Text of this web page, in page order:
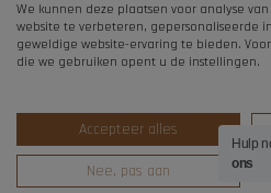
Hulp
ons
We kunnen deze plaatsen voor analyse
website te verbeteren, gepersonaliseerde
geweldige website-ervaring te bieden.
die we gebruiken opent u de instellingen.
Accepteer alles
Nee, pas aan